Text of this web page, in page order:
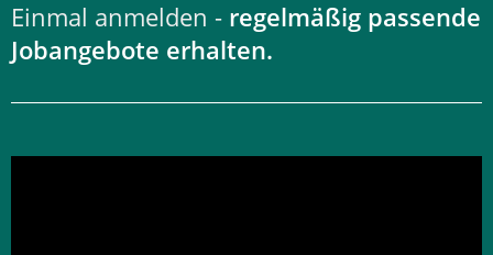
Einmal anmelden - regelmäßig passende
Jobangebote erhalten.